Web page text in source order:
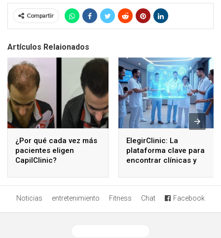
Compartir
Artículos Relaionados
¿Por qué cada vez más
pacientes eligen
CapilClinic?
ElegirClinic: La
plataforma clave para
encontrar clínicas y
confianza
Noticias entretenimiento Fitness Chat Facebook